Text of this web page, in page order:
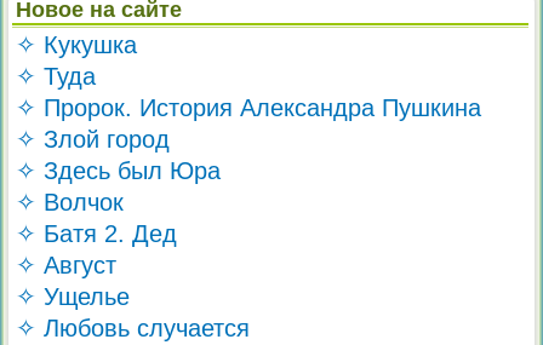
Новое на сайте
✧ Кукушка
✧ Туда
✧ Пророк. История Александра Пушкина
✧ Злой город
✧ Здесь был Юра
✧ Волчок
✧ Батя 2. Дед
✧ Август
✧ Ущелье
✧ Любовь случается